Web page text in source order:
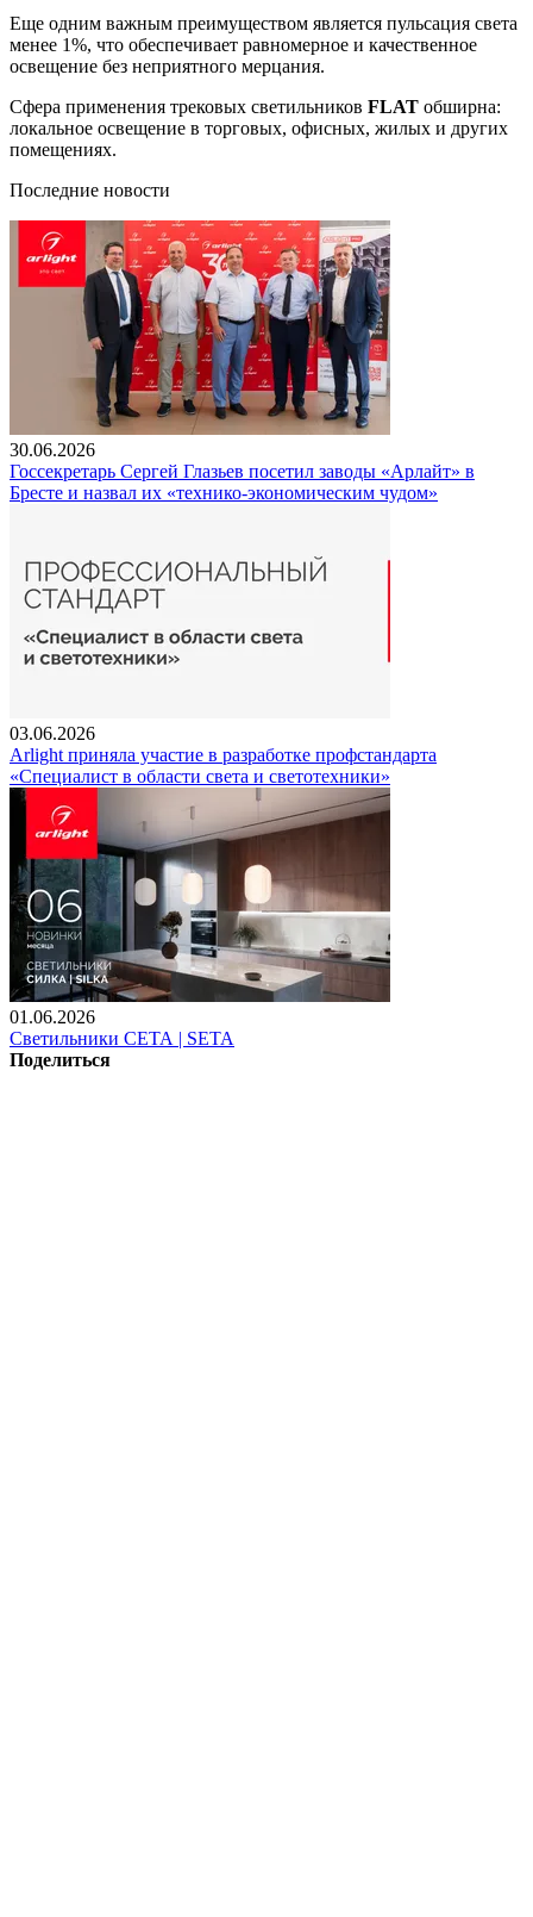
Еще одним важным преимуществом является пульсация света
менее 1%, что обеспечивает равномерное и качественное
освещение без неприятного мерцания.
Сфера применения трековых светильников FLAT обширна:
локальное освещение в торговых, офисных, жилых и других
помещениях.
Последние новости
30.06.2026
Госсекретарь Сергей Глазьев посетил заводы «Арлайт» в
Бресте и назвал их «технико-экономическим чудом»
03.06.2026
Arlight приняла участие в разработке профстандарта
«Специалист в области света и светотехники»
01.06.2026
Светильники СЕТА | SETA
Поделиться